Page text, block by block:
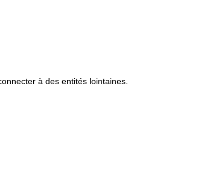
à des entités lointaines.